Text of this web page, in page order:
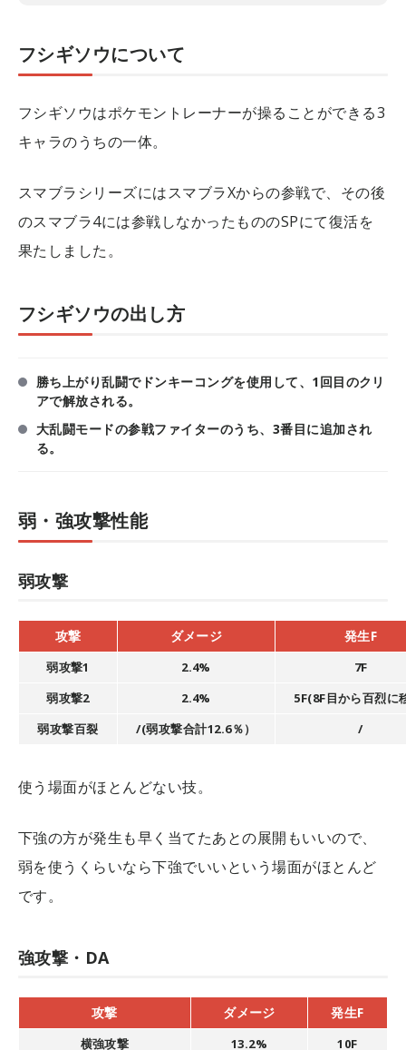
フシギソウについて
フシギソウはポケモントレーナーが操ることができる3
キャラのうちの一体。
スマブラシリーズにはスマブラXからの参戦で、その後
のスマブラ4には参戦しなかったもののSPにて復活を
果たしました。
フシギソウの出し方
勝ち上がり乱闘でドンキーコングを使用して、1回目のクリ
アで解放される。
大乱闘モードの参戦ファイターのうち、3番目に追加され
る。
弱・強攻撃性能
弱攻撃
攻撃 ダメージ 発生F
弱攻撃1 2.4%
7F
弱攻撃2
2.4%
5F(8F目から百烈に
弱攻撃百裂
/(弱攻撃合計12.6％） /
使う場面がほとんどない技。
下強の方が発生も早く当てたあとの展開もいいので、
弱を使うくらいなら下強でいいという場面がほとんど
です。
強攻撃・DA
攻撃 ダメージ 発生F
横強攻撃 13.2%
10F